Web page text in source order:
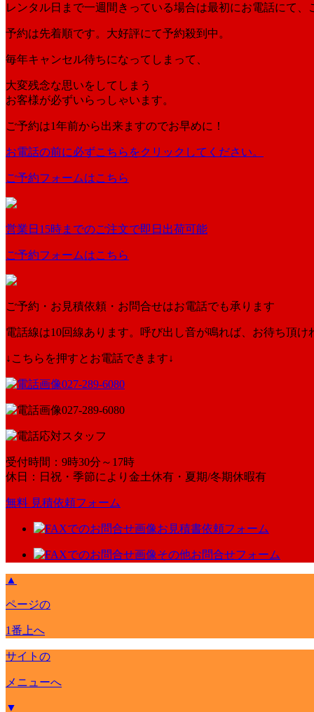
レンタル日まで一週間きっている場合は最初にお電話にて、
予約は先着順です。大好評にて予約殺到中。
毎年キャンセル待ちになってしまって、
大変残念な思いをしてしまう
お客様が必ずいらっしゃいます。
ご予約は1年前から出来ますのでお早めに！
お電話の前に必ずこちらをクリックしてください。
ご予約フォームはこちら
営業日15時までのご注文で即日出荷可能
ご予約フォームはこちら
ご予約・お見積依頼・お問合せはお電話でも承ります
電話線は10回線あります。呼び出し音が鳴れば、お待ち頂け
↓こちらを押すとお電話できます↓
027-289-6080
027-289-6080
受付時間：9時30分～17時
休日：日祝・季節により金土休有・夏期/冬期休暇有
無料 見積依頼フォーム
お見積書依頼フォーム
その他お問合せフォーム
▲
ページの
1番上へ
サイトの
メニューへ
▼